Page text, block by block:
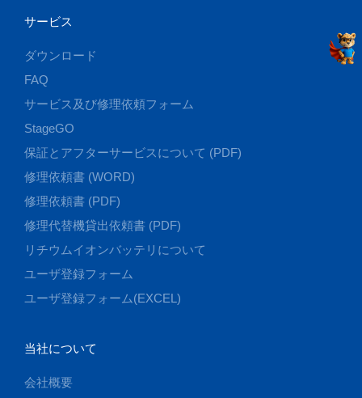
サービス
ダウンロード
FAQ
サービス及び修理依頼フォーム
StageGO
保証とアフターサービスについて (PDF)
修理依頼書 (WORD)
修理依頼書 (PDF)
修理代替機貸出依頼書 (PDF)
リチウムイオンバッテリについて
ユーザ登録フォーム
ユーザ登録フォーム(EXCEL)
当社について
会社概要